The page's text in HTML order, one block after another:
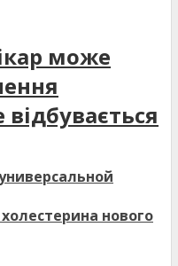
може
відбувається
нового